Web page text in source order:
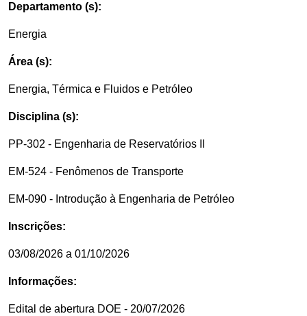
Departamento (s):
Energia
Área (s):
Energia, Térmica e Fluidos e Petróleo
Disciplina (s):
PP-302 - Engenharia de Reservatórios II
EM-524 - Fenômenos de Transporte
EM-090 - Introdução à Engenharia de Petróleo
Inscrições:
03/08/2026 a 01/10/2026
Informações:
Edital de abertura DOE - 20/07/2026